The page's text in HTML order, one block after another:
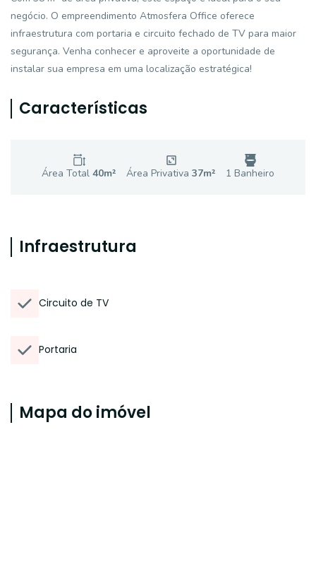
negócio. O empreendimento Atmosfera Office oferece
infraestrutura com portaria e circuito fechado de TV para maior
segurança. Venha conhecer e aproveite a oportunidade de
instalar sua empresa em uma localização estratégica!
Características
Área Total 40m² Área Privativa 37m² 1 Banheiro
Infraestrutura
Circuito de TV
Portaria
Mapa do imóvel